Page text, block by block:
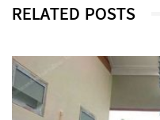
RELATED POSTS